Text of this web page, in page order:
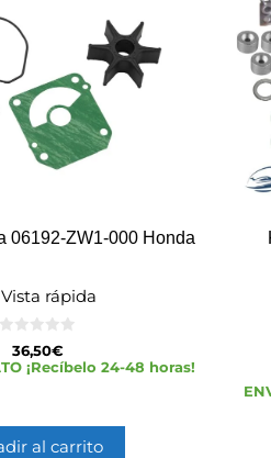
06192-ZW1-000 Honda
Vista rápida
e
36,50€
¡Recíbelo 24-48 horas!
al carrito